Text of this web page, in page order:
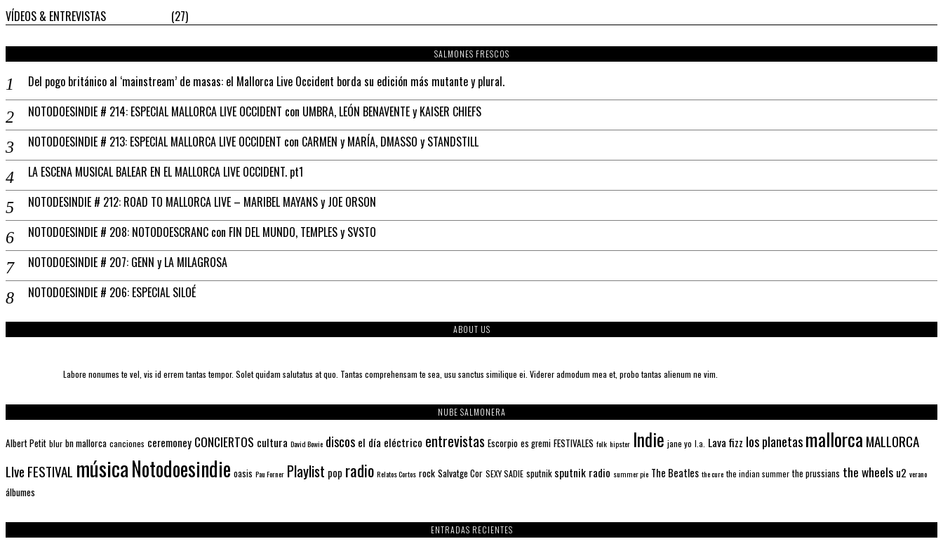
VÍDEOS & ENTREVISTAS
27
SALMONES FRESCOS
Del pogo británico al ‘mainstream’ de masas: el Mallorca Live Occident borda su edición más mutante y plural.
NOTODOESINDIE # 214: ESPECIAL MALLORCA LIVE OCCIDENT con UMBRA, LEÓN BENAVENTE y KAISER CHIEFS
NOTODOESINDIE # 213: ESPECIAL MALLORCA LIVE OCCIDENT con CARMEN y MARÍA, DMASSO y STANDSTILL
LA ESCENA MUSICAL BALEAR EN EL MALLORCA LIVE OCCIDENT. pt1
NOTODESINDIE # 212: ROAD TO MALLORCA LIVE – MARIBEL MAYANS y JOE ORSON
NOTODOESINDIE # 208: NOTODOESCRANC con FIN DEL MUNDO, TEMPLES y SVSTO
NOTODOESINDIE # 207: GENN y LA MILAGROSA
NOTODOESINDIE # 206: ESPECIAL SILOÉ
ABOUT US
Labore nonumes te vel, vis id errem tantas tempor. Solet quidam salutatus at quo. Tantas comprehensam te sea, usu sanctus similique ei. Viderer admodum mea et, probo tantas alienum ne vim.
NUBE SALMONERA
Albert Petit blur bn mallorca canciones ceremoney CONCIERTOS cultura David Bowie discos el día eléctrico entrevistas Escorpio es gremi FESTIVALES folk hipster Indie jane yo l.a. Lava fizz los planetasmallorca MALLORCA
LIve FESTIVAL músicaNotodoesindie oasis Pau Forner Playlist pop radio Relatos Cortos rock Salvatge Cor SEXY SADIE sputnik sputnik radio summer pie The Beatles the cure the indian summer the prussians the wheels u2 verano
álbumes
ENTRADAS RECIENTES